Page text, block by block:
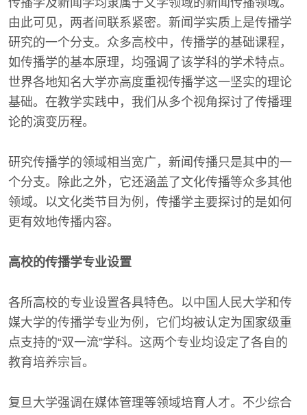
传播学及新闻学均隶属于文学领域的新闻传播领域。
由此可见，两者间联系紧密。新闻学实质上是传播学
研究的一个分支。众多高校中，传播学的基础课程，
如传播学的基本原理，均强调了该学科的学术特点。
世界各地知名大学亦高度重视传播学这一坚实的理论
基础。在教学实践中，我们从多个视角探讨了传播理
论的演变历程。
研究传播学的领域相当宽广，新闻传播只是其中的一
个分支。除此之外，它还涵盖了文化传播等众多其他
领域。以文化类节目为例，传播学主要探讨的是如何
更有效地传播内容。
高校的传播学专业设置
各所高校的专业设置各具特色。以中国人民大学和传
媒大学的传播学专业为例，它们均被认定为国家级重
点支持的“双一流”学科。这两个专业均设定了各自的
教育培养宗旨。
复旦大学强调在媒体管理等领域培育人才。不少综合